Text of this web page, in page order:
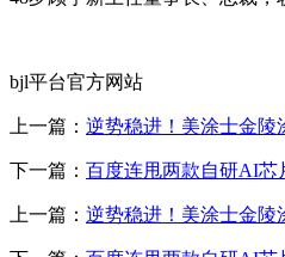
bjl平台官方网站
上一篇： 逆势稳进！美涂士金陵
下一篇： 百度连甩两款自研AI芯
上一篇： 逆势稳进！美涂士金陵